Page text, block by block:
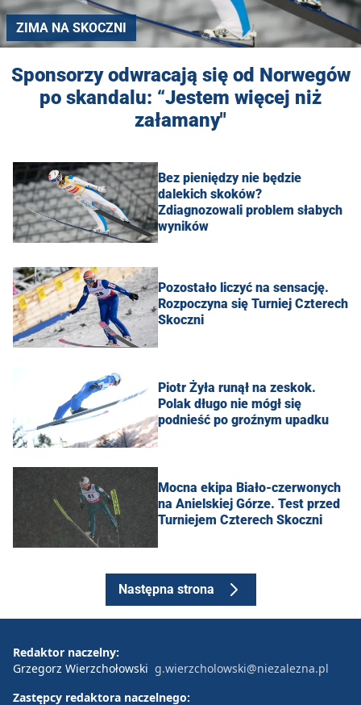
ZIMA NA SKOCZNI
Sponsorzy odwracają się od Norwegów
po skandalu: “Jestem więcej niż
załamany"
Bez pieniędzy nie będzie
dalekich skoków?
Zdiagnozowali problem słabych
wyników
Pozostało liczyć na sensację.
Rozpoczyna się Turniej Czterech
Skoczni
Piotr Żyła runął na zeskok.
Polak długo nie mógł się
podnieść po groźnym upadku
Mocna ekipa Biało-czerwonych
na Anielskiej Górze. Test przed
Turniejem Czterech Skoczni
Następna strona
Redaktor naczelny:
Grzegorz Wierzchołowski g.wierzcholowski@niezalezna.pl
Zastępcy redaktora naczelnego: